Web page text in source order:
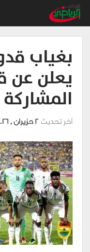
بغياب
يعلن عن
آخر تحديث2 حزيران , 2026